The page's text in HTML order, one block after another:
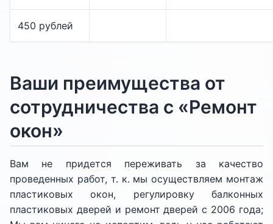
450 рублей
Ваши преимущества от
сотрудничества с «Ремонт
окон»
Вам не придется переживать за качество
проведенных работ, т. к. мы осуществляем монтаж
пластиковых окон, регулировку балконных
пластиковых дверей и ремонт дверей с 2006 года;